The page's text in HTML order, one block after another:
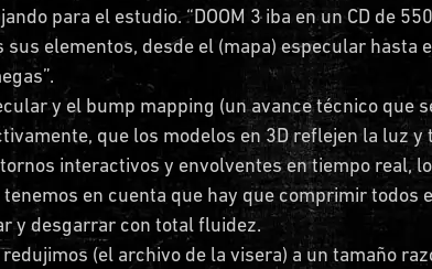
para el estudio. “DOOM 3 iba en un CD de
elementos, desde el (mapa) especular hasta
y el bump mapping (un avance técnico que
que los modelos en 3D reflejen la luz
interactivos y envolventes en tiempo real,
en cuenta que hay que comprimir todos
y desgarrar con total fluidez.
(el archivo de la visera) a un tamaño